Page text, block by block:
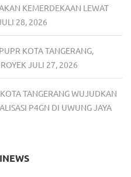
KEMERDEKAAN LEWAT
28, 2026
KOTA TANGERANG,
JULI 27, 2026
TANGERANG WUJUDKAN
P4GN DI UWUNG JAYA